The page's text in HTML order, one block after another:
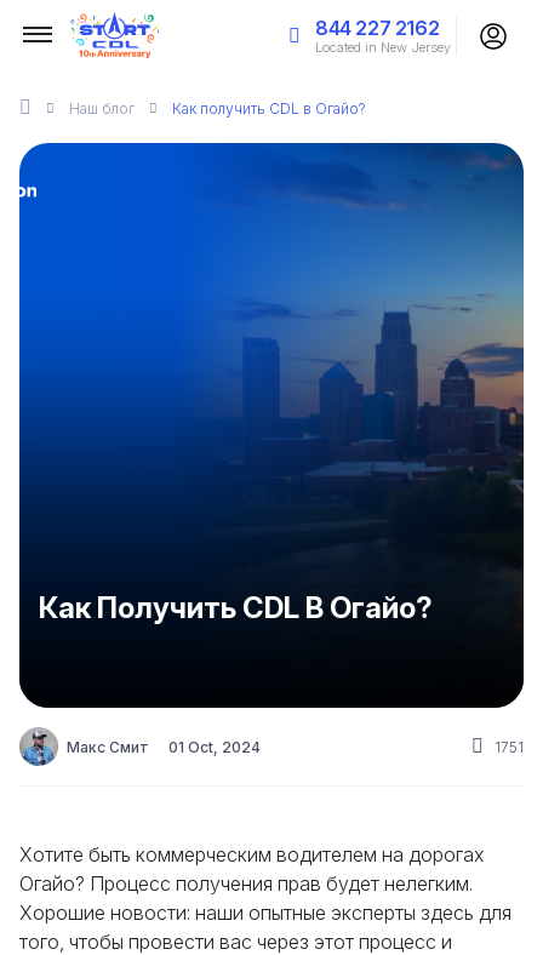
844 227 2162
Located in New Jersey
Наш блог Как получить CDL в Огайо?
Как Получить CDL В Огайо?
Макс Смит 01 Oct, 2024 1751
Хотите быть коммерческим водителем на дорогах
Огайо? Процесс получения прав будет нелегким.
Хорошие новости: наши опытные эксперты здесь для
того, чтобы провести вас через этот процесс и